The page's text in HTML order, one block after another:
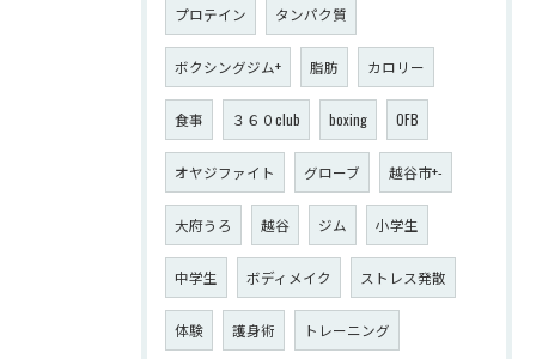
プロテイン タンパク質
ボクシングジム+ 脂肪 カロリー
食事 ３６０club boxing OFB
オヤジファイト グローブ 越谷市+-
大府うろ 越谷 ジム 小学生
中学生 ボディメイク ストレス発散
体験 護身術 トレーニング